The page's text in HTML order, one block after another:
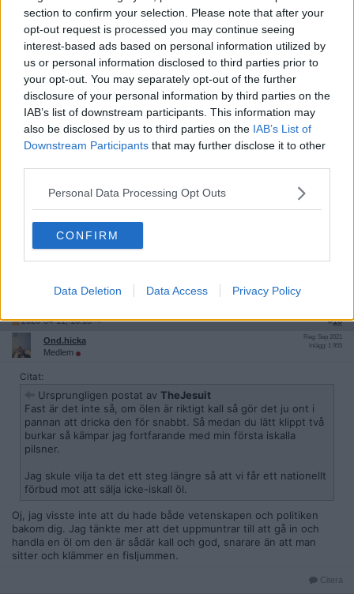
section to confirm your selection. Please note that after your
opt-out request is processed you may continue seeing
interest-based ads based on personal information utilized by
us or personal information disclosed to third parties prior to
your opt-out. You may separately opt-out of the further
disclosure of your personal information by third parties on the
IAB’s list of downstream participants. This information may
also be disclosed by us to third parties on the IAB’s List of
Downstream Participants that may further disclose it to other
Personal Data Processing Opt Outs
CONFIRM
Data Deletion Data Access Privacy Policy
Riktigt så är det ju inte, men i teorin hade det kunnat vara så.
Bravo.
Citera
2026-04-11, 18:13
TheJesuit
Medlem
Inlägg: 2 577
Ursprungligen postat av
Ond.hicka
Riktigt så är det ju inte, men i teorin hade det kunnat vara så.
Bravo.
att dricka den för snabbt. Så medan du lätt klippt två burkar så
kämpar jag fortfarande med min första iskalla pilsner.
Jag skule vilja ta det ett steg längre så att vi får ett nationellt
2026-04-11, 18:18 #10
Ond.hicka
Medlem
Reg: Sep 2021
Inlägg: 1 955
Citat:
Ursprungligen postat av TheJesuit
Fast är det inte så, om ölen är riktigt kall så gör det ju ont i
pannan att dricka den för snabbt. Så medan du lätt klippt två
burkar så kämpar jag fortfarande med min första iskalla
pilsner.
Jag skule vilja ta det ett steg längre så att vi får ett nationellt
förbud mot att sälja icke-iskall öl.
Oj, jag visste inte att du hade både vetenskapen och politiken
bakom dig. Jag tänkte mer att det uppmuntrar till att gå in och
handla en öl om den är sådär kall och god, snarare än att man
sitter och klämmer en fisljummen.
Citera